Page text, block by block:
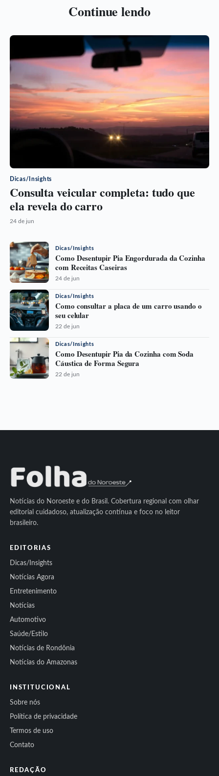
Continue lendo
Dicas/Insights
Consulta veicular completa: tudo que
ela revela do carro
24 de jun
Dicas/Insights
Como Desentupir Pia Engordurada da Cozinha
com Receitas Caseiras
24 de jun
Dicas/Insights
Como consultar a placa de um carro usando o
seu celular
22 de jun
Dicas/Insights
Como Desentupir Pia da Cozinha com Soda
Cáustica de Forma Segura
22 de jun
Notícias do Noroeste e do Brasil. Cobertura regional com olhar
editorial cuidadoso, atualização contínua e foco no leitor
brasileiro.
EDITORIAS
Dicas/Insights
Notícias Agora
Entretenimento
Notícias
Automotivo
Saúde/Estilo
Notícias de Rondônia
Notícias do Amazonas
INSTITUCIONAL
Sobre nós
Política de privacidade
Termos de uso
Contato
REDAÇÃO